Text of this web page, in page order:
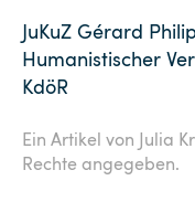
JuKuZ Gérard
Humanistischer
KdöR
Ein Artikel von Julia
Rechte angegeben.